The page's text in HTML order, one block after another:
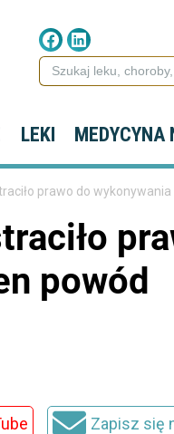
LEKI MEDYCYNA
prawo do
powód
Zapisz się